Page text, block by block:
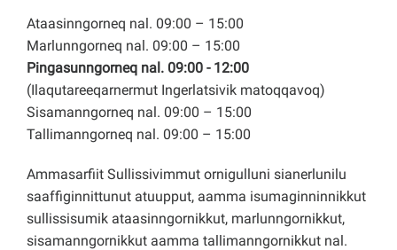
Ataasinngorneq nal. 09:00 – 15:00
Marlunngorneq nal. 09:00 – 15:00
Pingasunngorneq nal. 09:00 - 12:00
(Ilaqutareeqarnermut Ingerlatsivik matoqqavoq)
Sisamanngorneq nal. 09:00 – 15:00
Tallimanngorneq nal. 09:00 – 15:00
Ammasarfiit Sullissivimmut ornigulluni sianerlunilu
saaffiginnittunut atuupput, aamma isumaginninnikkut
sullissisumik ataasinngornikkut, marlunngornikkut,
sisamanngornikkut aamma tallimanngornikkut nal.